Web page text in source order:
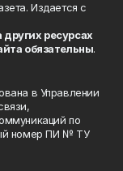
Издается с
ресурсах
обязательны.
в Управлении
по
номер ПИ № ТУ